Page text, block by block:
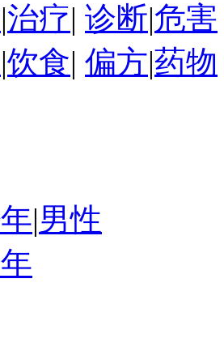
|治疗| 诊断|危害
|饮食| 偏方|药物
|男性